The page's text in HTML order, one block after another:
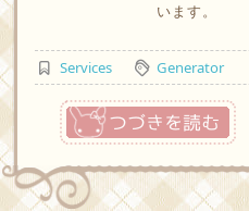
います。
Services Generator